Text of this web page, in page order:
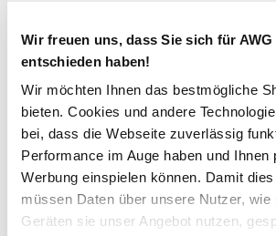
Wir freuen uns, dass Sie sich für AWG
entschieden haben!
Wir möchten Ihnen das bestmögliche
bieten. Cookies und andere
bei, dass die Webseite zuverlässig
Performance im Auge haben und Ihnen
Werbung einspielen können. Damit
müssen Daten über unsere Nutzer, wie
Geräten sie unser Angebot nutzen,
Farbe Schwarz
Größe:
31/30 31/32 31/34 31/36